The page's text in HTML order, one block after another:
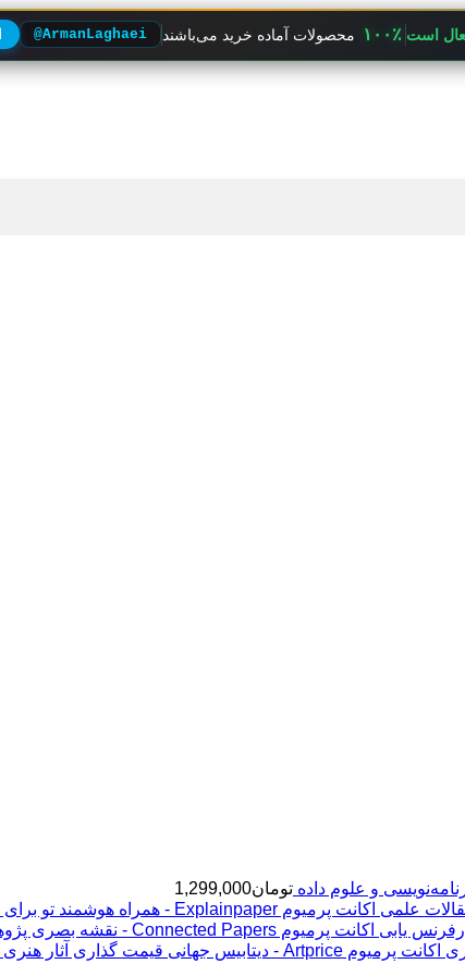
است ۱۰۰٪ محصولات آماده خرید می‌باشند @ArmanLaghaei
تومان1,299,000
اکانت پرمیوم Explainpaper - همراه هوشمند تو برای فهم مقالات علمی
اکانت پرمیوم Connected Papers - نقشه بصری پژوهش و رفرنس یابی
اکانت پرمیوم Artprice - دیتابیس جهانی قیمت ‌گذاری آثار هنری